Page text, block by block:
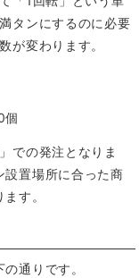
タンにするのに必要
が変わります。
個
での発注となりま
設置場所に合った商
す。
通りです。